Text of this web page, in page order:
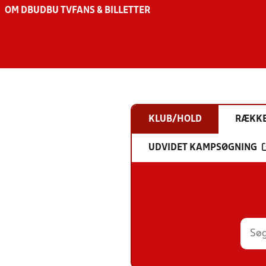
OM DBU DBU TV FANS & BILLETTER
KLUB/HOLD
UDVIDET KAMPSØGNING